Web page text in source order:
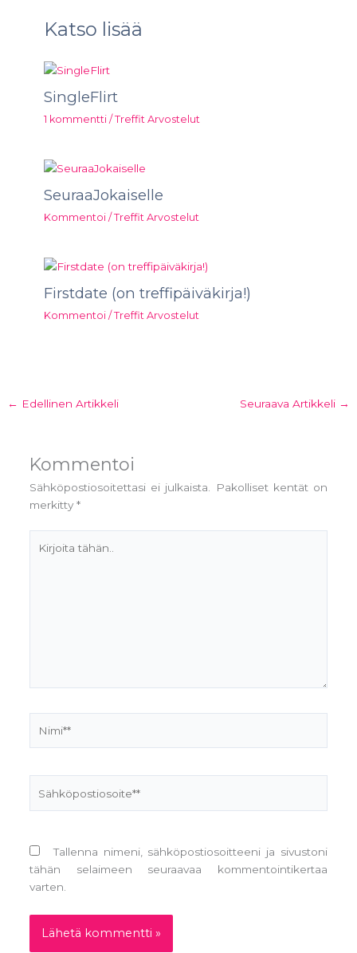
Katso lisää
SingleFlirt
1 kommentti /Treffit Arvostelut
SeuraaJokaiselle
Kommentoi /Treffit Arvostelut
Firstdate (on treffipäiväkirja!)
Kommentoi /Treffit Arvostelut
← Edellinen Artikkeli Seuraava Artikkeli →
Kommentoi
Sähköpostiosoitettasi ei julkaista.
Pakolliset kentät on
merkitty *
tähän..
Tallenna nimeni, sähköpostiosoitteeni ja sivustoni
tähän selaimeen seuraavaa kommentointikertaa
varten.